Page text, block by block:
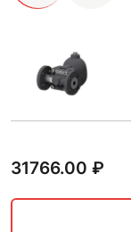
31766.00 ₽